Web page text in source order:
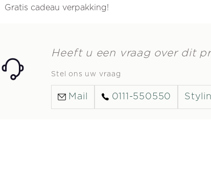
Gratis cadeau verpakking!
Heeft u een vraag over dit
Stel ons uw vraag
Mail 0111-550550